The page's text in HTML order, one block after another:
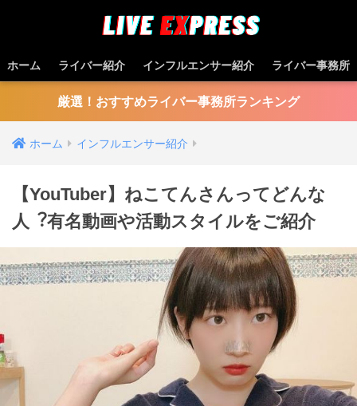
ホーム ライバー紹介 インフルエンサー紹介 ライバー事務所
厳選！おすすめライバー事務所ランキング
ホーム インフルエンサー紹介
【YouTuber】ねこてんさんってどんな
⼈︖有名動画や活動スタイルをご紹介